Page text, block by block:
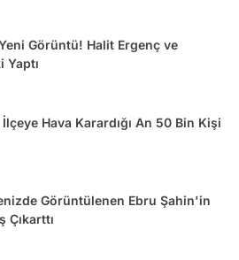
Görüntü! Halit Ergenç ve
Yaptı
Hava Karardığı An 50 Bin Kişi
Görüntülenen Ebru Şahin'in
Çıkarttı